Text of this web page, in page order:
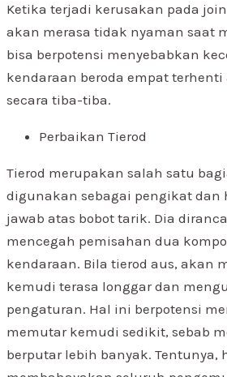
Ketika terjadi kerusakan pada
akan merasa tidak nyaman saat
bisa berpotensi menyebabkan
kendaraan beroda empat terhenti
secara tiba-tiba.
Perbaikan Tierod
Tierod merupakan salah satu
digunakan sebagai pengikat dan
jawab atas bobot tarik. Dia
mencegah pemisahan dua
kendaraan. Bila tierod aus, akan
kemudi terasa longgar dan
pengaturan. Hal ini berpotensi
memutar kemudi sedikit, sebab
berputar lebih banyak. Tentunya,